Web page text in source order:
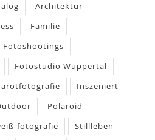
Architektur
Familie
Fotoshootings
Fotostudio Wuppertal
Inszeniert
Polaroid
fotografie
Stillleben